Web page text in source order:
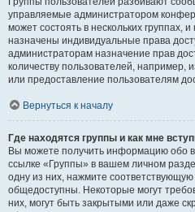
управляемые администратором
может состоять в нескольких группах,
назначены индивидуальные права
администраторам назначение прав
количеству пользователей, например,
или предоставление пользователям
Вернуться к началу
Где находятся группы и как мне
Вы можете получить информацию обо
ссылке «Группы» в вашем личном
одну из них, нажмите соответствующую
общедоступны. Некоторые могут
них, могут быть закрытыми или даже